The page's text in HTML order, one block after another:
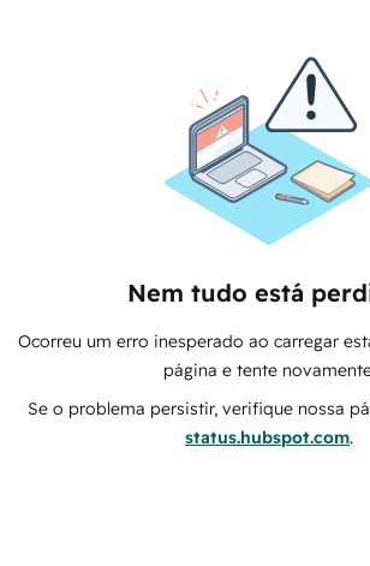
Nem tudo está
Ocorreu um erro inesperado ao carregar
página e tente
Se o problema persistir, verifique nossa
status.hubspot.com.